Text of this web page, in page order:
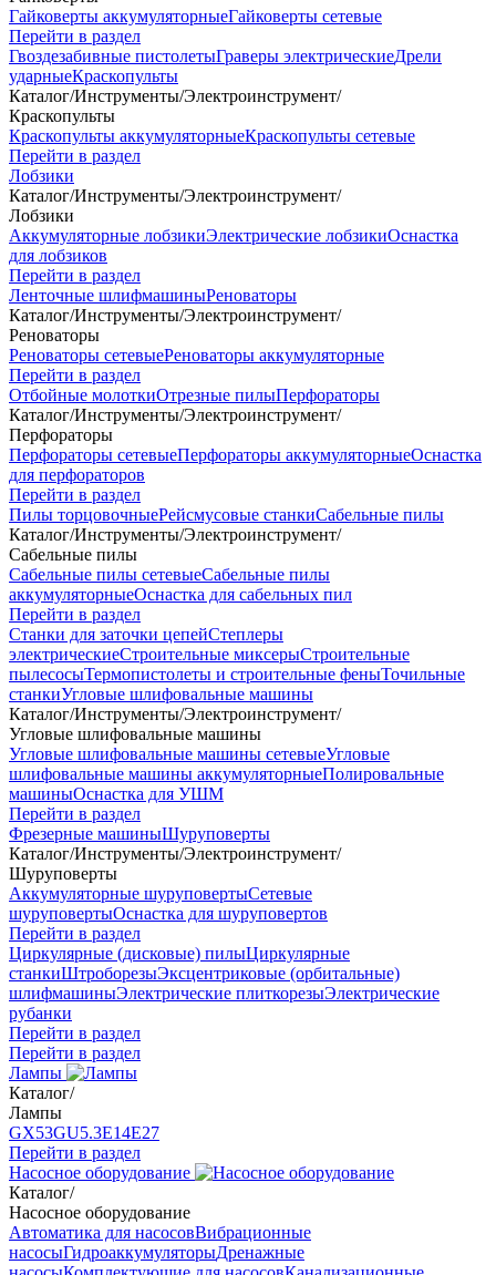
Гайковерты аккумуляторныеГайковерты сетевые
Перейти в раздел
Гвоздезабивные пистолетыГраверы электрическиеДрели
ударныеКраскопульты
Каталог/Инструменты/Электроинструмент/
Краскопульты
Краскопульты аккумуляторныеКраскопульты сетевые
Перейти в раздел
Лобзики
Каталог/Инструменты/Электроинструмент/
Лобзики
Аккумуляторные лобзикиЭлектрические лобзикиОснастка
для лобзиков
Перейти в раздел
Ленточные шлифмашиныРеноваторы
Каталог/Инструменты/Электроинструмент/
Реноваторы
Реноваторы сетевыеРеноваторы аккумуляторные
Перейти в раздел
Отбойные молоткиОтрезные пилыПерфораторы
Каталог/Инструменты/Электроинструмент/
Перфораторы
Перфораторы сетевыеПерфораторы аккумуляторныеОснастка
для перфораторов
Перейти в раздел
Пилы торцовочныеРейсмусовые станкиСабельные пилы
Каталог/Инструменты/Электроинструмент/
Сабельные пилы
Сабельные пилы сетевыеСабельные пилы
аккумуляторныеОснастка для сабельных пил
Перейти в раздел
Станки для заточки цепейСтеплеры
электрическиеСтроительные миксерыСтроительные
пылесосыТермопистолеты и строительные феныТочильные
станкиУгловые шлифовальные машины
Каталог/Инструменты/Электроинструмент/
Угловые шлифовальные машины
Угловые шлифовальные машины сетевыеУгловые
шлифовальные машины аккумуляторныеПолировальные
машиныОснастка для УШМ
Перейти в раздел
Фрезерные машиныШуруповерты
Каталог/Инструменты/Электроинструмент/
Шуруповерты
Аккумуляторные шуруповертыСетевые
шуруповертыОснастка для шуруповертов
Перейти в раздел
Циркулярные (дисковые) пилыЦиркулярные
станкиШтроборезыЭксцентриковые (орбитальные)
шлифмашиныЭлектрические плиткорезыЭлектрические
рубанки
Перейти в раздел
Перейти в раздел
Лампы
Каталог/
Лампы
GX53GU5.3Е14Е27
Перейти в раздел
Насосное оборудование
Каталог/
Насосное оборудование
Автоматика для насосовВибрационные
насосыГидроаккумуляторыДренажные